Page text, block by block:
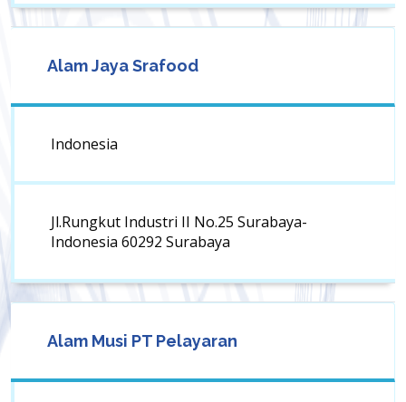
Alam Jaya Srafood
Indonesia
Jl.Rungkut Industri II No.25 Surabaya-
Indonesia 60292 Surabaya
Alam Musi PT Pelayaran